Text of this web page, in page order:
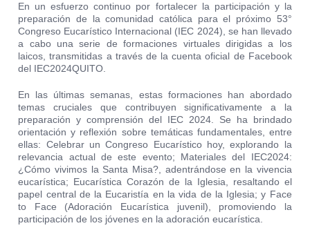
En un esfuerzo continuo por fortalecer la participación y la
preparación de la comunidad católica para el próximo 53°
Congreso Eucarístico Internacional (IEC 2024), se han llevado
a cabo una serie de formaciones virtuales dirigidas a los
laicos, transmitidas a través de la cuenta oficial de Facebook
del IEC2024QUITO.
En las últimas semanas, estas formaciones han abordado
temas cruciales que contribuyen significativamente a la
preparación y comprensión del IEC 2024. Se ha brindado
orientación y reflexión sobre temáticas fundamentales, entre
ellas: Celebrar un Congreso Eucarístico hoy, explorando la
relevancia actual de este evento; Materiales del IEC2024:
¿Cómo vivimos la Santa Misa?, adentrándose en la vivencia
eucarística; Eucarística Corazón de la Iglesia, resaltando el
papel central de la Eucaristía en la vida de la Iglesia; y Face
to Face (Adoración Eucarística juvenil), promoviendo la
participación de los jóvenes en la adoración eucarística.